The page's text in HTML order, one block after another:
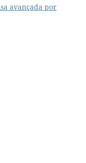
avançada por